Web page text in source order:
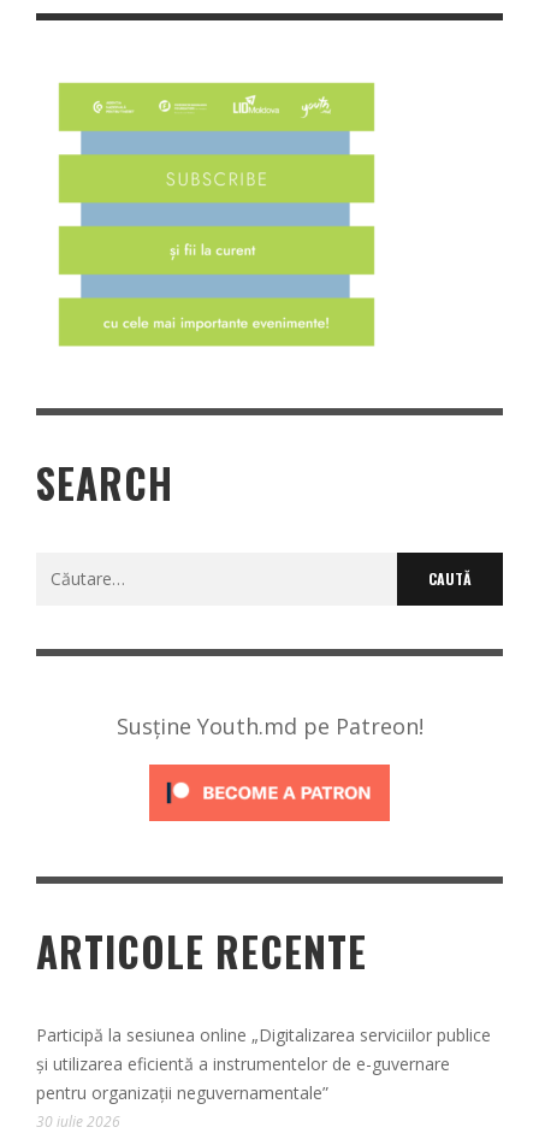
SEARCH
Caută
Susține Youth.md pe Patreon!
ARTICOLE RECENTE
Participă la sesiunea online „Digitalizarea serviciilor publice
și utilizarea eficientă a instrumentelor de e-guvernare
pentru organizații neguvernamentale”
30 iulie 2026